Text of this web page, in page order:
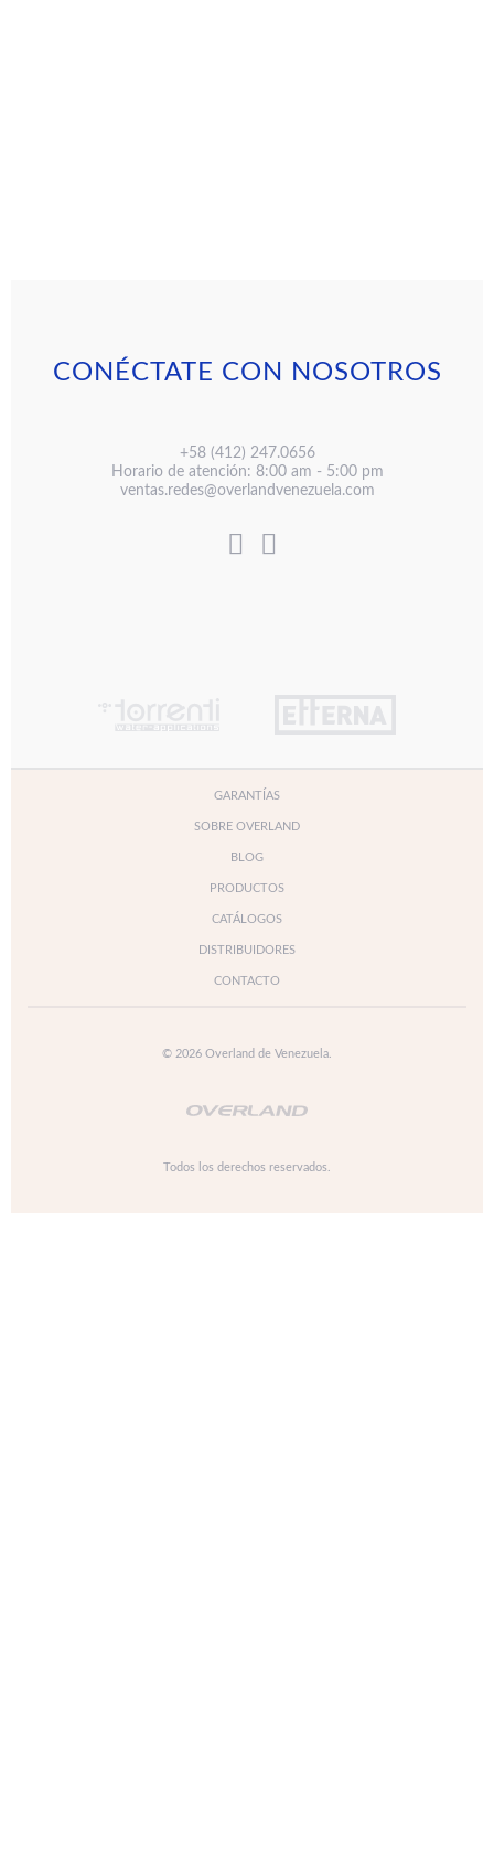
CONÉCTATE CON NOSOTROS
+58 (412) 247.0656
Horario de atención: 8:00 am - 5:00 pm
ventas.redes@overlandvenezuela.com
GARANTÍAS
SOBRE OVERLAND
BLOG
PRODUCTOS
CATÁLOGOS
DISTRIBUIDORES
CONTACTO
© 2026 Overland de Venezuela.
Todos los derechos reservados.